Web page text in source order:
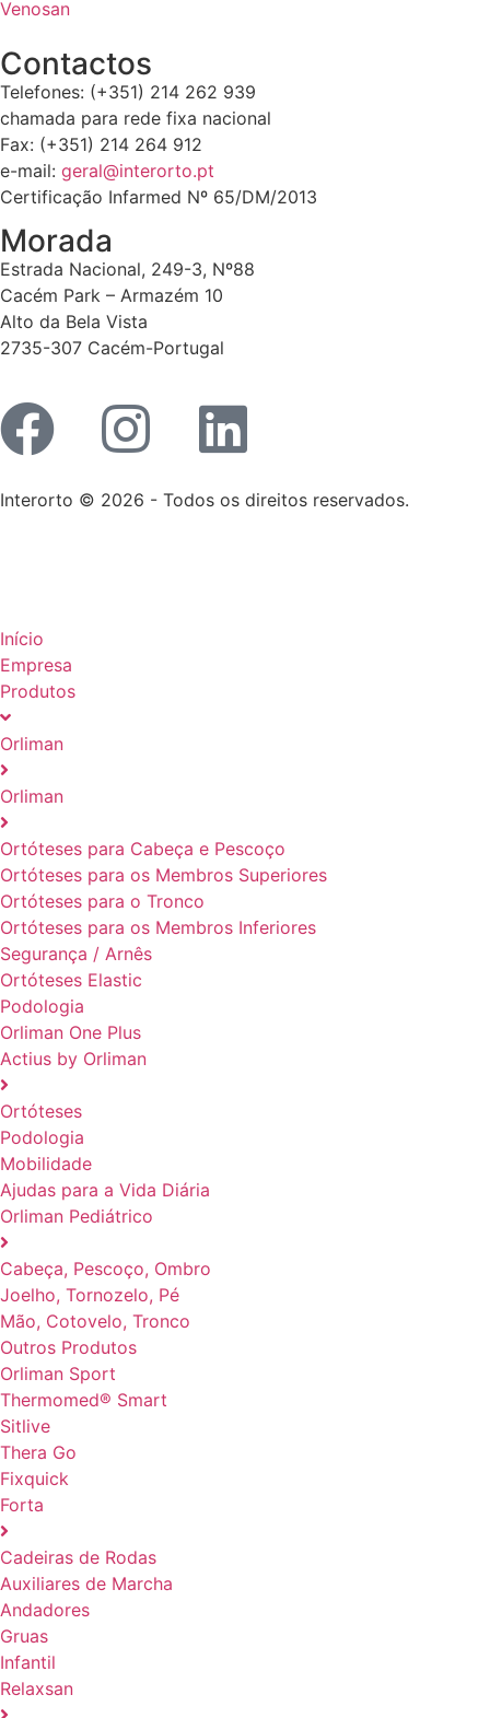
Venosan
Contactos
Telefones: (+351) 214 262 939
chamada para rede fixa nacional
Fax: (+351) 214 264 912
e-mail: geral@interorto.pt
Certificação Infarmed Nº 65/DM/2013
Morada
Estrada Nacional, 249-3, Nº88
Cacém Park – Armazém 10
Alto da Bela Vista
2735-307 Cacém-Portugal
Interorto © 2026 - Todos os direitos reservados.
Início
Empresa
Produtos
Orliman
Orliman
Ortóteses para Cabeça e Pescoço
Ortóteses para os Membros Superiores
Ortóteses para o Tronco
Ortóteses para os Membros Inferiores
Segurança / Arnês
Ortóteses Elastic
Podologia
Orliman One Plus
Actius by Orliman
Ortóteses
Podologia
Mobilidade
Ajudas para a Vida Diária
Orliman Pediátrico
Cabeça, Pescoço, Ombro
Joelho, Tornozelo, Pé
Mão, Cotovelo, Tronco
Outros Produtos
Orliman Sport
Thermomed® Smart
Sitlive
Thera Go
Fixquick
Forta
Cadeiras de Rodas
Auxiliares de Marcha
Andadores
Gruas
Infantil
Relaxsan